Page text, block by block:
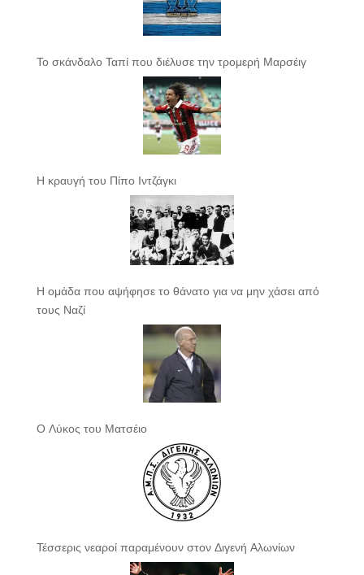
Το σκάνδαλο Ταπί που διέλυσε την τρομερή Μαρσέιγ
Η κραυγή του Πίπο Ιντζάγκι
Η ομάδα που αψήφησε το θάνατο για να μην χάσει από
τους Ναζί
Ο Λύκος του Ματσέιο
Τέσσερις νεαροί παραμένουν στον Διγενή Αλωνίων